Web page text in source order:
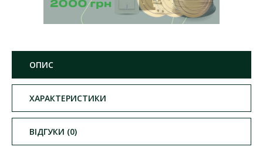
ОПИС
ХАРАКТЕРИСТИКИ
ВІДГУКИ (0)